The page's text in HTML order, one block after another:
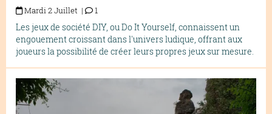
Mardi 2 Juillet | 1
Les jeux de société DIY, ou Do It Yourself, connaissent un
engouement croissant dans l'univers ludique, offrant aux
joueurs la possibilité de créer leurs propres jeux sur mesure.